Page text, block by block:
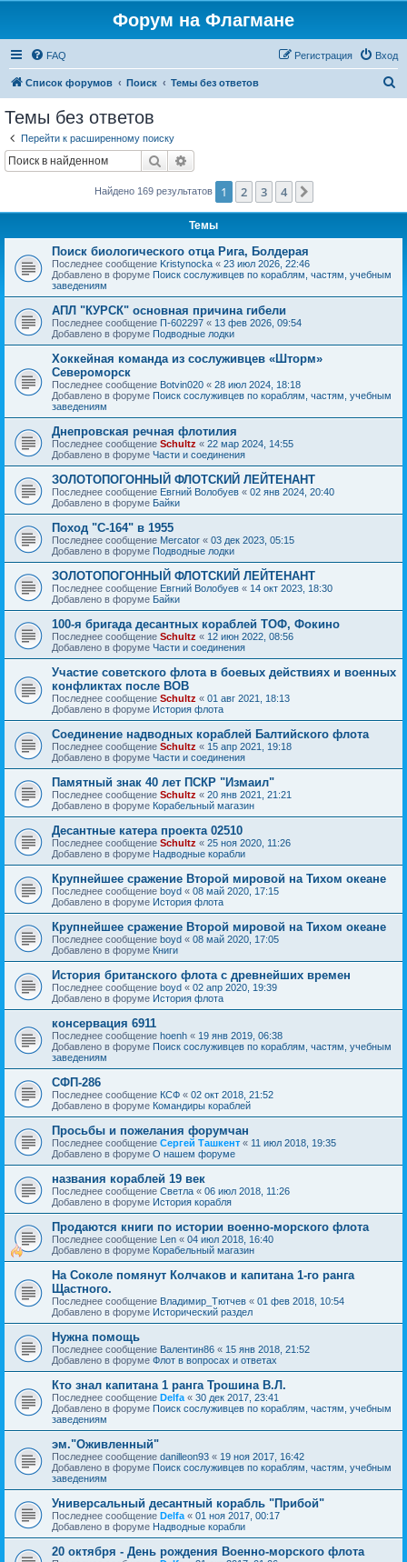
Форум на Флагмане
FAQ Вход
Регистрация
Список форумов Поиск Темы без ответов
Темы без ответов
Перейти к расширенному поиску
Поиск
Найдено 169 результатов 1 2 3 4
Темы
Поиск биологического отца Рига, Болдерая
Последнее сообщение Kristynocka « 23 июл 2026, 22:46
Добавлено в форуме Поиск сослуживцев по кораблям, частям, учебным
заведениям
АПЛ "КУРСК" основная причина гибели
Последнее сообщение П-602297 « 13 фев 2026, 09:54
Добавлено в форуме Подводные лодки
Хоккейная команда из сослуживцев «Шторм»
Североморск
Последнее сообщение Botvin020 « 28 июл 2024, 18:18
Добавлено в форуме Поиск сослуживцев по кораблям, частям, учебным
заведениям
Днепровская речная флотилия
Последнее сообщение Schultz « 22 мар 2024, 14:55
Добавлено в форуме Части и соединения
ЗОЛОТОПОГОННЫЙ ФЛОТСКИЙ ЛЕЙТЕНАНТ
Последнее сообщение Евгний Волобуев « 02 янв 2024, 20:40
Добавлено в форуме Байки
Поход "С-164" в 1955
Последнее сообщение Mercator « 03 дек 2023, 05:15
Добавлено в форуме Подводные лодки
ЗОЛОТОПОГОННЫЙ ФЛОТСКИЙ ЛЕЙТЕНАНТ
Последнее сообщение Евгний Волобуев « 14 окт 2023, 18:30
Добавлено в форуме Байки
100-я бригада десантных кораблей ТОФ, Фокино
Последнее сообщение Schultz « 12 июн 2022, 08:56
Добавлено в форуме Части и соединения
Участие советского флота в боевых действиях и военных
конфликтах после ВОВ
Последнее сообщение Schultz « 01 авг 2021, 18:13
Добавлено в форуме История флота
Соединение надводных кораблей Балтийского флота
Последнее сообщение Schultz « 15 апр 2021, 19:18
Добавлено в форуме Части и соединения
Памятный знак 40 лет ПСКР "Измаил"
Последнее сообщение Schultz « 20 янв 2021, 21:21
Добавлено в форуме Корабельный магазин
Десантные катера проекта 02510
Последнее сообщение Schultz « 25 ноя 2020, 11:26
Добавлено в форуме Надводные корабли
Крупнейшее сражение Второй мировой на Тихом океане
Последнее сообщение boyd « 08 май 2020, 17:15
Добавлено в форуме История флота
Крупнейшее сражение Второй мировой на Тихом океане
Последнее сообщение boyd « 08 май 2020, 17:05
Добавлено в форуме Книги
История британского флота с древнейших времен
Последнее сообщение boyd « 02 апр 2020, 19:39
Добавлено в форуме История флота
консервация 6911
Последнее сообщение hoenh « 19 янв 2019, 06:38
Добавлено в форуме Поиск сослуживцев по кораблям, частям, учебным
заведениям
СФП-286
Последнее сообщение КСФ « 02 окт 2018, 21:52
Добавлено в форуме Командиры кораблей
Просьбы и пожелания форумчан
Последнее сообщение Сергей Ташкент « 11 июл 2018, 19:35
Добавлено в форуме О нашем форуме
названия кораблей 19 век
Последнее сообщение Cветла « 06 июл 2018, 11:26
Добавлено в форуме История корабля
Продаются книги по истории военно-морского флота
Последнее сообщение Len « 04 июл 2018, 16:40
Добавлено в форуме Корабельный магазин
На Соколе помянут Колчаков и капитана 1-го ранга
Щастного.
Последнее сообщение Владимир_Тютчев « 01 фев 2018, 10:54
Добавлено в форуме Исторический раздел
Нужна помощь
Последнее сообщение Валентин86 « 15 янв 2018, 21:52
Добавлено в форуме Флот в вопросах и ответах
Кто знал капитана 1 ранга Трошина В.Л.
Последнее сообщение Delfa « 30 дек 2017, 23:41
Добавлено в форуме Поиск сослуживцев по кораблям, частям, учебным
заведениям
эм."Оживленный"
Последнее сообщение danilleon93 « 19 ноя 2017, 16:42
Добавлено в форуме Поиск сослуживцев по кораблям, частям, учебным
заведениям
Универсальный десантный корабль "Прибой"
Последнее сообщение Delfa « 01 ноя 2017, 00:17
Добавлено в форуме Надводные корабли
20 октября - День рождения Военно-морского флота